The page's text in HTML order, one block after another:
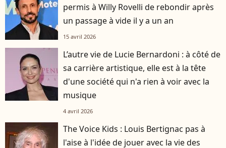
permis à Willy Rovelli de rebondir après
un passage à vide il y a un an
15 avril 2026
L’autre vie de Lucie Bernardoni : à côté de
sa carrière artistique, elle est à la tête
d'une société qui n'a rien à voir avec la
musique
4 avril 2026
The Voice Kids : Louis Bertignac pas à
l'aise à l'idée de jouer avec la vie des